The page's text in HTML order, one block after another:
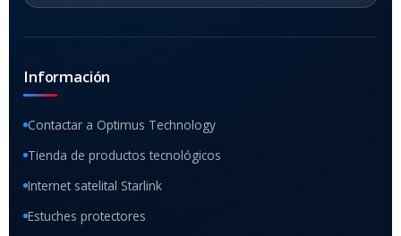
Información
Contactar a Optimus Technology
Tienda de productos tecnológicos
Internet satelital Starlink
Estuches protectores